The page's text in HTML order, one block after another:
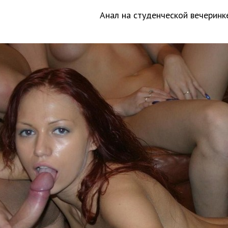
Анал на студенческой